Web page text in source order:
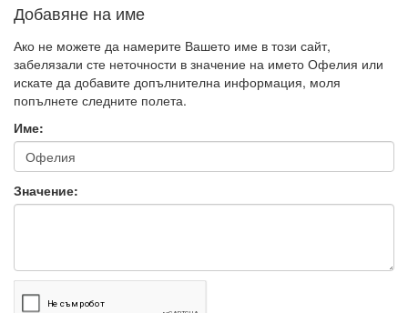
Добавяне на име
Ако не можете да намерите Вашето име в този сайт,
забелязали сте неточности в значение на името Офелия или
искате да добавите допълнителна информация, моля
попълнете следните полета.
Име:
Значение: